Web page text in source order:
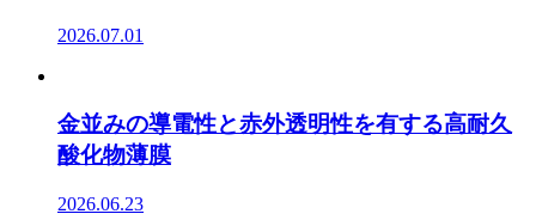
2026.07.01
金並みの導電性と赤外透明性を有する高耐久
酸化物薄膜
2026.06.23